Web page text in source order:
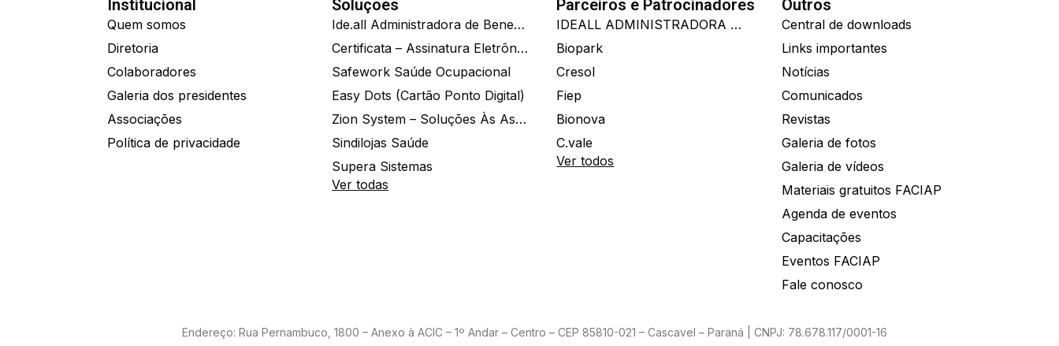
Institucional
Quem somos
Diretoria
Colaboradores
Galeria dos presidentes
Associações
Política de privacidade
Soluções
Ide.all Administradora de Benefícios
Certificata – Assinatura Eletrônica De Documentos
Safework Saúde Ocupacional
Easy Dots (Cartão Ponto Digital)
Zion System – Soluções Às Associações E Empresas
Sindilojas Saúde
Supera Sistemas
Ver todas
Parceiros e Patrocinadores
IDEALL ADMINISTRADORA DE BENEFÍCIOS
Biopark
Cresol
Fiep
Bionova
C.vale
Ver todos
Outros
Central de downloads
Links importantes
Notícias
Comunicados
Revistas
Galeria de fotos
Galeria de vídeos
Materiais gratuitos FACIAP
Agenda de eventos
Capacitações
Eventos FACIAP
Fale conosco
Endereço: Rua Pernambuco, 1800 – Anexo à ACIC – 1º Andar – Centro – CEP 85810-021 – Cascavel – Paraná | CNPJ: 78.678.117/0001-16